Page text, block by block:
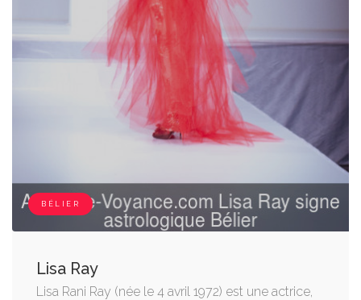
BÉLIER
Lisa Ray
Lisa Rani Ray (née le 4 avril 1972) est une actrice,